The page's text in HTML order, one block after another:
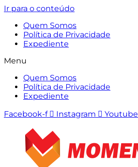
Ir para o conteúdo
Quem Somos
Política de Privacidade
Expediente
Menu
Quem Somos
Política de Privacidade
Expediente
Facebook-f
Instagram Youtube